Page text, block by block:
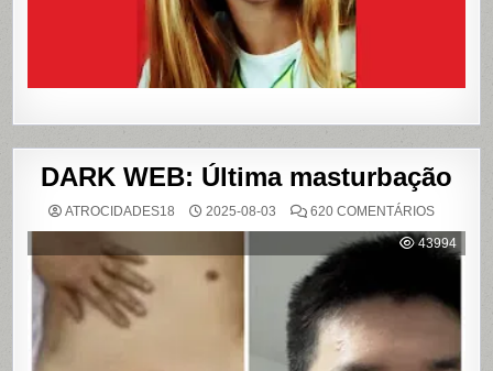
DARK WEB: Última masturbação
ATROCIDADES18 2025-08-03 620 COMENTÁRIOSEM
WEB:
ÚLTIMA
43994